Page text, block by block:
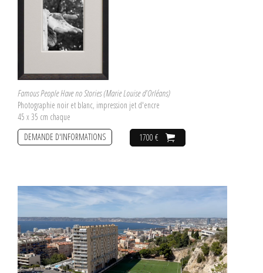
Famous People Have no Stories (Marie Louise d'Orléans)
Photographie noir et blanc, impression jet d'encre
45 x 35 cm chaque
1700 €
DEMANDE D'INFORMATIONS